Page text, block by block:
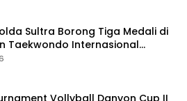
Sultra Borong Tiga Medali di
Taekwondo Internasional
Vollyball Danyon Cup II